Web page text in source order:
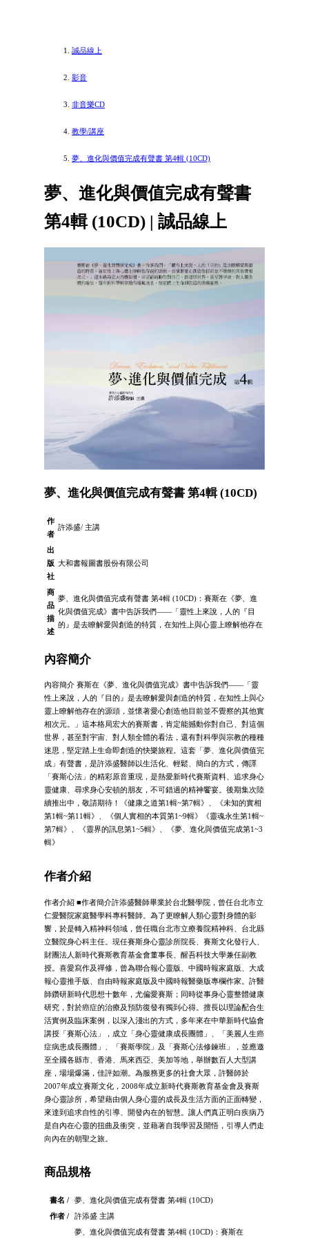
誠品線上
影音
非音樂CD
教學/講座
夢、進化與價值完成有聲書 第4輯 (10CD)
夢、進化與價值完成有聲書
第4輯 (10CD) | 誠品線上
夢、進化與價值完成有聲書 第4輯 (10CD)
作
者
許添盛/ 主講
出
版
社
大和書報圖書股份有限公司
商
品
描
述
夢、進化與價值完成有聲書 第4輯 (10CD)：賽斯在《夢、進
化與價值完成》書中告訴我們――「靈性上來說，人的『目
的』是去瞭解愛與創造的特質，在知性上與心靈上瞭解他存在
內容簡介
內容簡介 賽斯在《夢、進化與價值完成》書中告訴我們――「靈
性上來說，人的『目的』是去瞭解愛與創造的特質，在知性上與心
靈上瞭解他存在的源頭，並懷著愛心創造他目前並不覺察的其他實
相次元。」這本格局宏大的賽斯書，肯定能撼動你對自己、對這個
世界，甚至對宇宙、對人類全體的看法，還有對科學與宗教的種種
迷思，堅定踏上生命即創造的快樂旅程。這套「夢、進化與價值完
成」有聲書，是許添盛醫師以生活化、輕鬆、簡白的方式，傳譯
「賽斯心法」的精彩原音重現，是熱愛新時代賽斯資料、追求身心
靈健康、尋求身心安頓的朋友，不可錯過的精神饗宴。後期集次陸
續推出中，敬請期待！《健康之道第1輯~第7輯》、《未知的實相
第1輯~第11輯》、《個人實相的本質第1~9輯》《靈魂永生第1輯~
第7輯》、《靈界的訊息第1~5輯》、《夢、進化與價值完成第1~3
輯》
作者介紹
作者介紹 ■作者簡介許添盛醫師畢業於台北醫學院，曾任台北市立
仁愛醫院家庭醫學科專科醫師。為了更瞭解人類心靈對身體的影
響，於是轉入精神科領域，曾任職台北市立療養院精神科、台北縣
立醫院身心科主任。現任賽斯身心靈診所院長、賽斯文化發行人、
財團法人新時代賽斯教育基金會董事長、醒吾科技大學兼任副教
授。喜愛寫作及禪修，曾為聯合報心靈版、中國時報家庭版、大成
報心靈推手版、自由時報家庭版及中國時報醫藥版專欄作家。許醫
師鑽研新時代思想十數年，尤偏愛賽斯；同時從事身心靈整體健康
研究，對於癌症的治療及預防復發有獨到心得。擅長以理論配合生
活實例及臨床案例，以深入淺出的方式，多年來在中華新時代協會
講授「賽斯心法」，成立「身心靈健康成長團體」、「美麗人生癌
症病患成長團體」、「賽斯學院」及「賽斯心法修鍊班」，並應邀
至全國各縣市、香港、馬來西亞、美加等地，舉辦數百人大型講
座，場場爆滿，佳評如潮。為服務更多的社會大眾，許醫師於
2007年成立賽斯文化，2008年成立新時代賽斯教育基金會及賽斯
身心靈診所，希望藉由個人身心靈的成長及生活方面的正面轉變，
來達到追求自性的引導、開發內在的智慧。讓人們真正明白疾病乃
是自內在心靈的扭曲及衝突，並藉著自我學習及開悟，引導人們走
向內在的朝聖之旅。
商品規格
書名 /
夢、進化與價值完成有聲書 第4輯 (10CD)
作者 /
許添盛 主講
夢、進化與價值完成有聲書 第4輯 (10CD)：賽斯在